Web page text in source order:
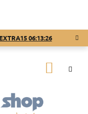
06:13:26